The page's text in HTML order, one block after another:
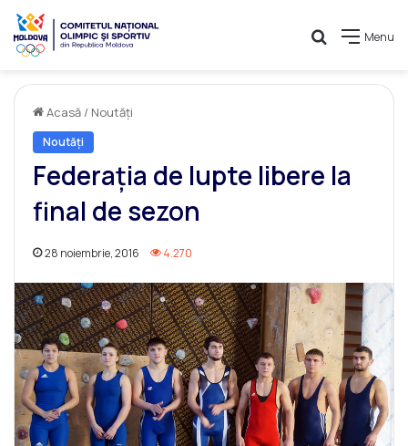
Menu
Caută
Acasă / Noutăți
Noutăți
Federația de lupte libere la
final de sezon
28 noiembrie, 2016 4.270